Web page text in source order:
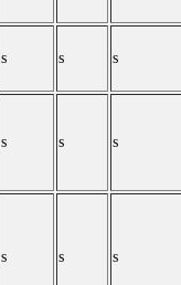
s s s
s s s
s s s